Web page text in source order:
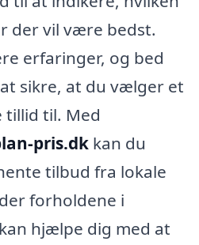
der vil være bedst.
erfaringer, og bed
sikre, at du vælger et
tillid til. Med
pris.dk kan du
tilbud fra lokale
forholdene i
hjælpe dig med at